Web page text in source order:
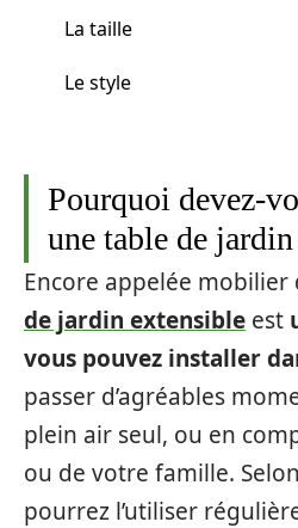
La taille
Le style
Pourquoi devez-
une table de
Encore appelée mobilier
de jardin extensible est
vous pouvez installer
passer d’agréables
plein air seul, ou en
ou de votre famille.
pourrez l’utiliser